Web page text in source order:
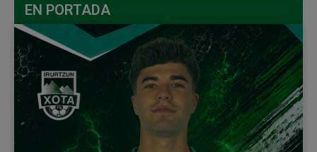
EN PORTADA